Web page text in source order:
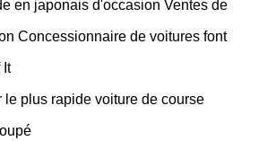
en japonais d'occasion Ventes de
Concessionnaire de voitures font
It
le plus rapide voiture de course